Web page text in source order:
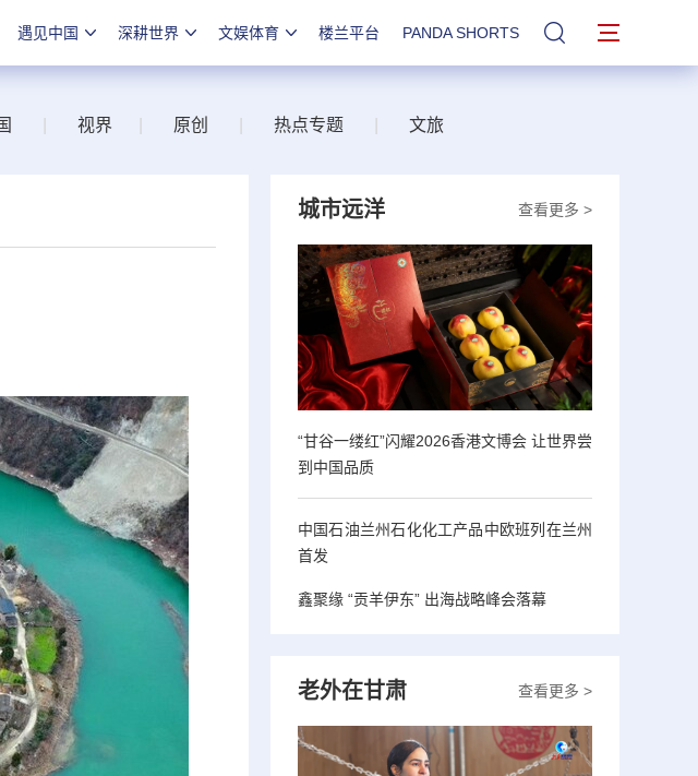
遇见中国 深耕世界 文娱体育 楼兰平台 PANDA SHORTS 站内搜索
视界 原创 热点专题 文旅
查看更多 >
城市远洋
“甘谷一缕红”闪耀2026香港文博会 让世界尝
到中国品质
中国石油兰州石化化工产品中欧班列在兰州
首发
鑫聚缘 “贡羊伊东” 出海战略峰会落幕
查看更多 >
老外在甘肃